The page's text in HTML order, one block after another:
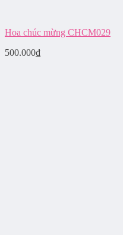
Hoa chúc mừng CHCM029
500.000₫